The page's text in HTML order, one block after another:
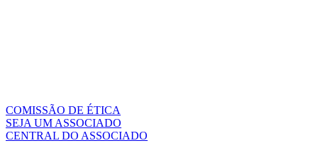
COMISSÃO DE ÉTICA
SEJA UM ASSOCIADO
CENTRAL DO ASSOCIADO